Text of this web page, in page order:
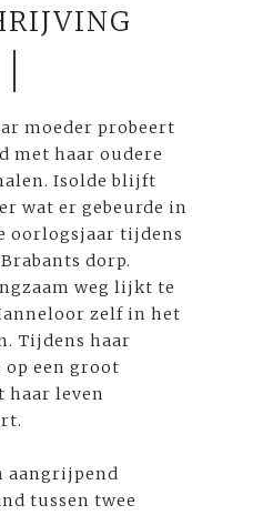
moeder probeert
met haar oudere
Isolde blijft
wat er gebeurde in
oorlogsjaar tijdens
dorp.
weg lijkt te
zelf in het
Tijdens haar
een groot
haar leven
aangrijpend
tussen twee